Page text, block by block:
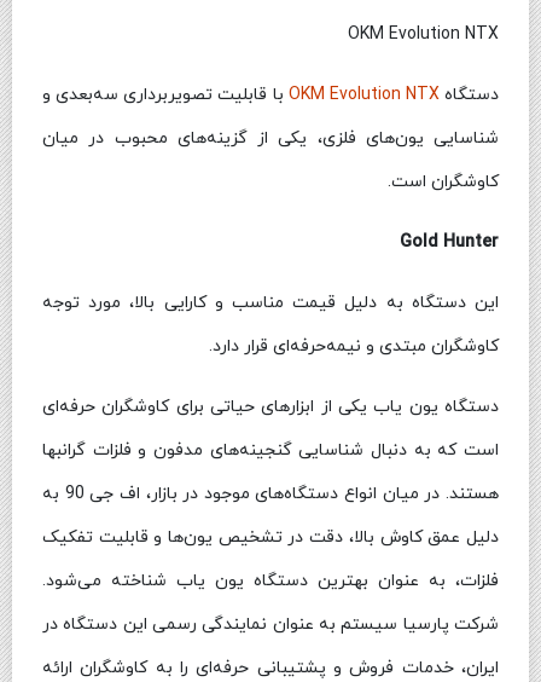
OKM Evolution NTX
دستگاهOKM Evolution NTX با قابلیت تصویربرداری سه‌بعدی و
شناسایی یون‌های فلزی، یکی از گزینه‌های محبوب در میان
کاوشگران است.
Gold Hunter
این دستگاه به دلیل قیمت مناسب و کارایی بالا، مورد توجه
کاوشگران مبتدی و نیمه‌حرفه‌ای قرار دارد.
دستگاه یون یاب یکی از ابزارهای حیاتی برای کاوشگران حرفه‌ای
است که به دنبال شناسایی گنجینه‌های مدفون و فلزات گرانبها
هستند. در میان انواع دستگاه‌های موجود در بازار، اف جی 90 به
دلیل عمق کاوش بالا، دقت در تشخیص یون‌ها و قابلیت تفکیک
فلزات، به عنوان بهترین دستگاه یون یاب شناخته می‌شود.
شرکت پارسیا سیستم به عنوان نمایندگی رسمی این دستگاه در
ایران، خدمات فروش و پشتیبانی حرفه‌ای را به کاوشگران ارائه